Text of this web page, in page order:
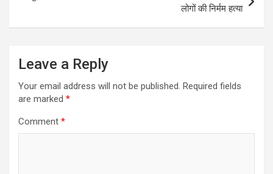
लोगों की निर्मम हत्या
Leave a Reply
Your email address will not be published. Required fields
are marked *
Comment *